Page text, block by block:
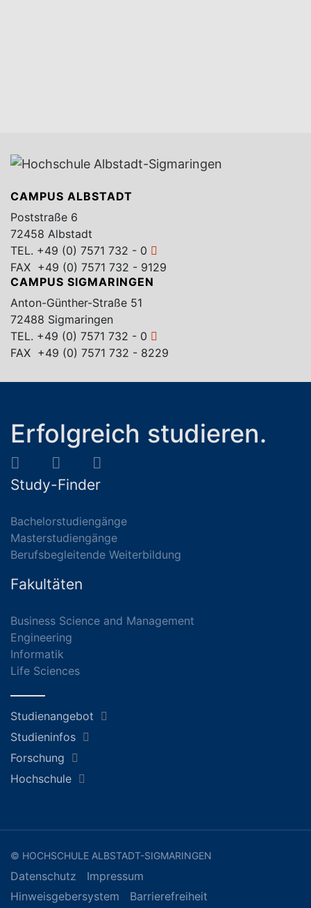
CAMPUS ALBSTADT
Poststraße 6
72458 Albstadt
TEL. +49 (0) 7571 732 - 0
FAX +49 (0) 7571 732 - 9129
CAMPUS SIGMARINGEN
Anton-Günther-Straße 51
72488 Sigmaringen
TEL. +49 (0) 7571 732 - 0
FAX +49 (0) 7571 732 - 8229
Erfolgreich studieren.
Study-Finder
Bachelorstudiengänge
Masterstudiengänge
Berufsbegleitende Weiterbildung
Fakultäten
Business Science and Management
Engineering
Informatik
Life Sciences
Studienangebot
Studieninfos
Forschung
Hochschule
© HOCHSCHULE ALBSTADT-SIGMARINGEN
Datenschutz
Impressum
Hinweisgebersystem
Barrierefreiheit